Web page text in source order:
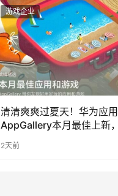
游戏企业
清清爽爽过夏天！华为应
AppGallery本月最佳上新
2天前